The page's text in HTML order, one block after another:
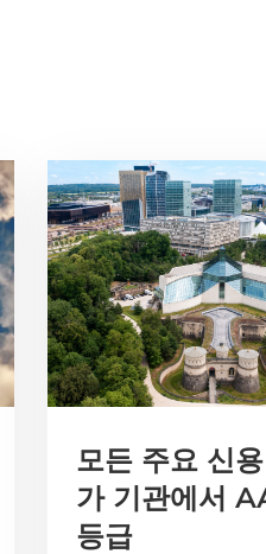
모든 주요 신
가 기관에서
등급